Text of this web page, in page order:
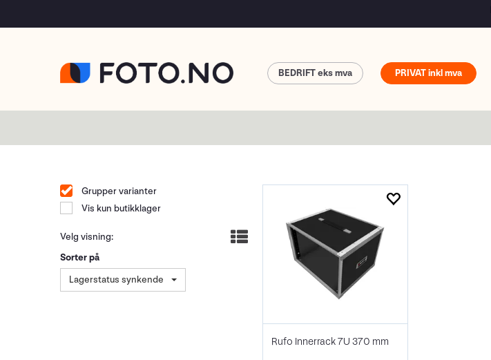
PRIVAT
BEDRIFT
Grupper varianter
Vis kun butikklager
Velg visning:
Sorter på
Lagerstatus synkende
Rufo Innerrack 7U 370 mm